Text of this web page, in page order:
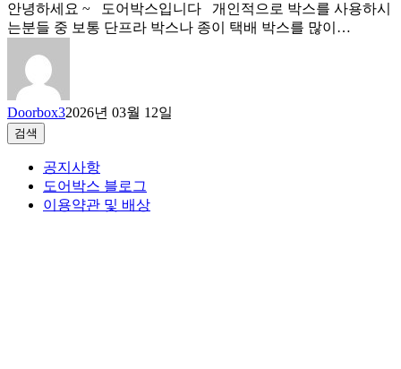
안녕하세요 ~ 도어박스입니다 개인적으로 박스를 사용하시
는분들 중 보통 단프라 박스나 종이 택배 박스를 많이…
Doorbox32026년 03월 12일
검색
검색
공지사항
도어박스 블로그
이용약관 및 배상